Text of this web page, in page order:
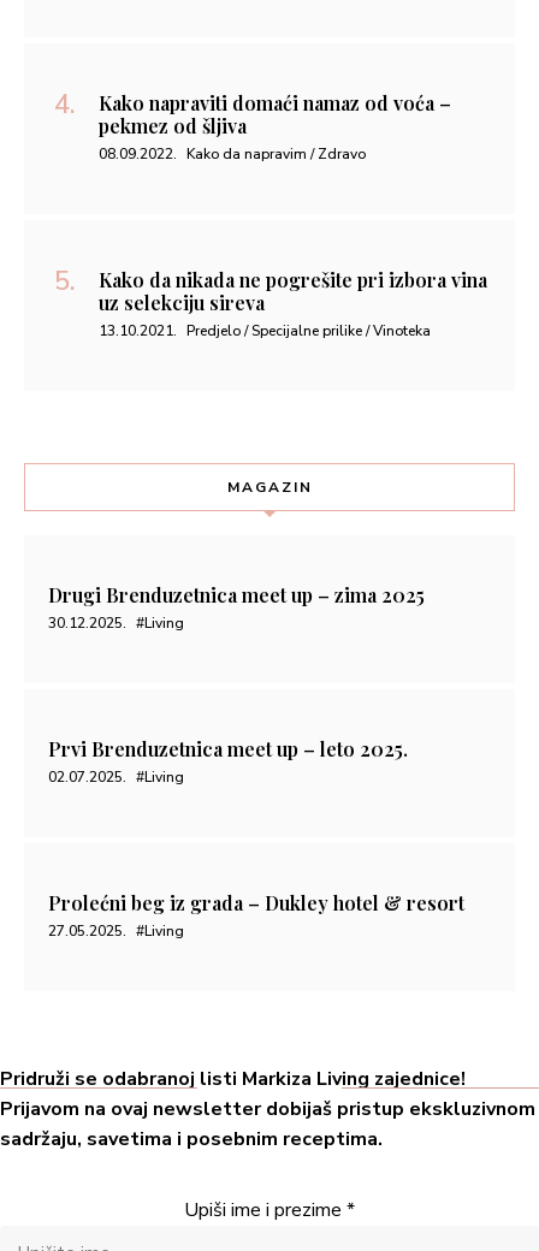
Kako napraviti domaći namaz od voća –
pekmez od šljiva
08.09.2022. Kako da napravim / Zdravo
Kako da nikada ne pogrešite pri izbora vina
uz selekciju sireva
13.10.2021. Predjelo / Specijalne prilike / Vinoteka
MAGAZIN
Drugi Brenduzetnica meet up – zima 2025
30.12.2025. #Living
Prvi Brenduzetnica meet up – leto 2025.
02.07.2025. #Living
Prolećni beg iz grada – Dukley hotel & resort
27.05.2025. #Living
Pridruži se odabranoj listi Markiza Living zajednice!
Prijavom na ovaj newsletter dobijaš pristup ekskluzivnom
sadržaju, savetima i posebnim receptima.
Upiši ime i prezime *